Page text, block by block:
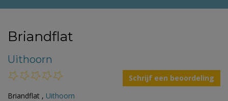
Briandflat
Uithoorn
Schrijf een beoordeling
Briandflat , Uithoorn